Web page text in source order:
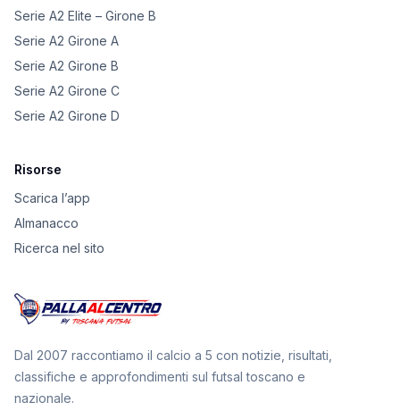
Serie A2 Elite – Girone B
Serie A2 Girone A
Serie A2 Girone B
Serie A2 Girone C
Serie A2 Girone D
Risorse
Scarica l’app
Almanacco
Ricerca nel sito
Dal 2007 raccontiamo il calcio a 5 con notizie, risultati,
classifiche e approfondimenti sul futsal toscano e
nazionale.